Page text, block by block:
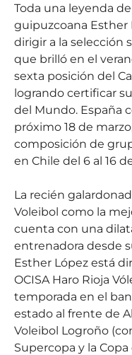
Toda una leyenda
guipuzcoana Esther
dirigir a la selección
que brilló en el
sexta posición del
logrando certificar
del Mundo. España
próximo 18 de
composición de
en Chile del 6 al 16
La recién
Voleibol como la
cuenta con una
entrenadora desde
Esther López está
OCISA Haro Rioja
temporada en el
estado al frente de
Voleibol Logroño
Supercopa y la